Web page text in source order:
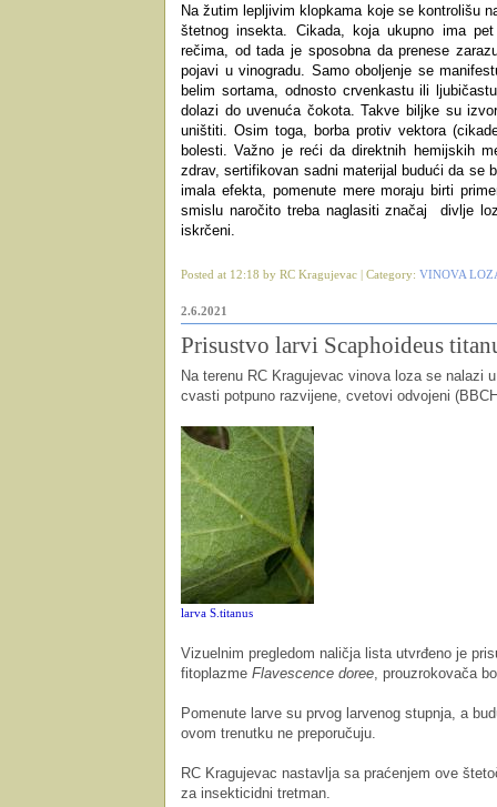
Na žutim lepljivim klopkama koje se kontrolišu
štetnog insekta. Cikada, koja ukupno ima
rečima, od tada je sposobna da prenese
pojavi u vinogradu. Samo oboljenje se
belim sortama, odnosto crvenkastu ili
dolazi do uvenuća čokota. Takve biljke su
uništiti. Osim toga, borba protiv vektora
bolesti. Važno je reći da direktnih hemijskih
zdrav, sertifikovan sadni materijal budući da se
imala efekta, pomenute mere moraju birti
smislu naročito treba naglasiti značaj
divlje
iskrčeni.
Posted at 12:18 by RC Kragujevac | Category: VINOVA
2.6.2021
Prisustvo larvi Scaphoideus
Na terenu RC Kragujevac vinova loza se nalazi
cvasti potpuno razvijene, cvetovi odvojeni
larva S.titanus
Vizuelnim pregledom naličja lista utvrđeno je
fitoplazme Flavescence doree, prouzrokovača
Pomenute larve su prvog larvenog stupnja, a
ovom trenutku ne preporučuju.
RC Kragujevac nastavlja sa praćenjem ove
za insekticidni tretman.